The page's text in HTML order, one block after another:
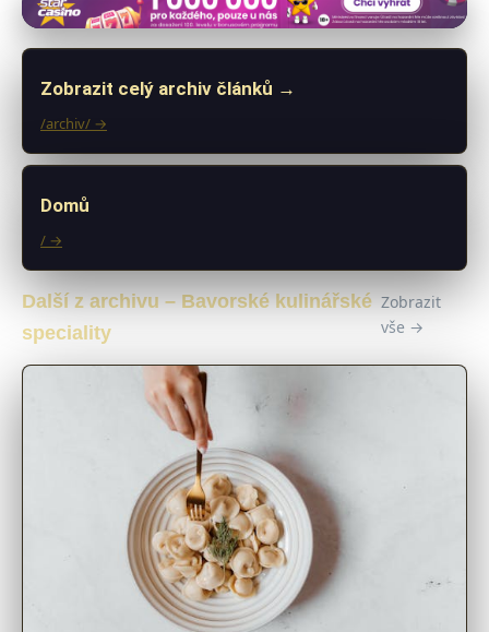
Zobrazit celý archiv článků →
/archiv/ →
Domů
/ →
Další z archivu – Bavorské kulinářské
speciality
Zobrazit
vše →